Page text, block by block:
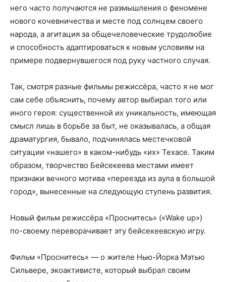
него часто получаются не размышления о феномене
нового кочевничества и месте под солнцем своего
народа, а агитация за общечеловеческие трудолюбие
и способность адаптироваться к новым условиям на
примере подвернувшегося под руку частного случая.
Так, смотря разные фильмы режиссёра, часто я не мог
сам себе объяснить, почему автор выбирал того или
иного героя: существенной их уникальность, имеющая
смысл лишь в борьбе за быт, не оказывалась, а общая
драматургия, бывало, подчинялась местечковой
ситуации «нашего» в каком-нибудь «их» Техасе. Таким
образом, творчество Бейсекеева местами имеет
признаки вечного мотива «переезда из аула в большой
город», вынесенные на следующую ступень развития.
Новый фильм режиссёра «Проснитесь» («Wake up»)
по-своему переворачивает эту бейсекеевскую игру.
Фильм «Проснитесь» — о жителе Нью-Йорка Мэтью
Сильвере, экоактивисте, который выбрал своим